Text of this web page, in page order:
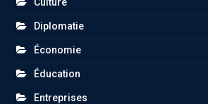
Culture
Diplomatie
Économie
Éducation
Entreprises